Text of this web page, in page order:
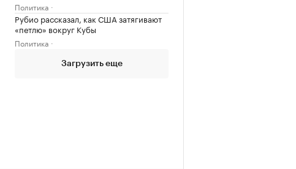
Политика
Рубио рассказал, как США затягивают
«петлю» вокруг Кубы
Политика
Загрузить еще